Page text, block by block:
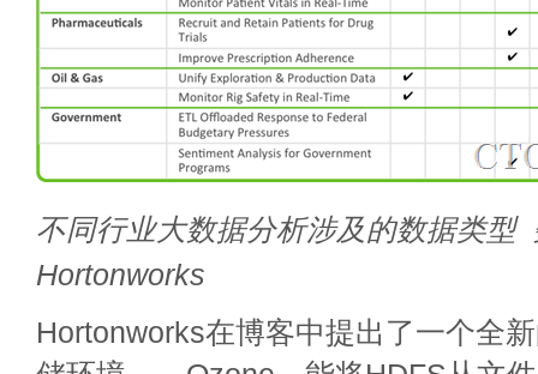
不同行业大数据分析涉及的数据类型
Hortonworks
Hortonworks在博客中提出了一个全